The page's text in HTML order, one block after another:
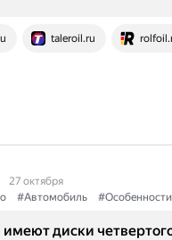
taleroil.ru
27 октября
#Автомобиль #Особенности
диски